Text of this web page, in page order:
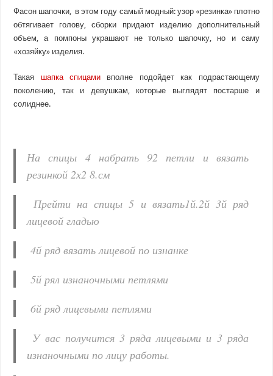
Фасон шапочки, в этом году самый модный: узор «резинка» плотно
обтягивает голову, сборки придают изделию дополнительный
объем, а помпоны украшают не только шапочку, но и саму
«хозяйку» изделия.
Такая шапка спицами вполне подойдет как подрастающему
поколению, так и девушкам, которые выглядят постарше и
солиднее.
На спицы 4 набрать 92 петли и вязать
резинкой 2х2 8.см
Прейти на спицы 5 и вязать1й.2й 3й ряд
лицевой гладью
4й ряд вязать лицевой по изнанке
5й рял изнаночными петлями
6й ряд лицевыми петлями
У вас получится 3 ряда лицевыми и 3 ряда
изнаночными по лицу работы.